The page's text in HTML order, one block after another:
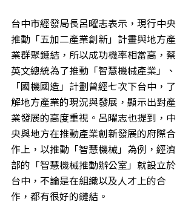
台中市經發局長呂曜志表示，現行中央
推動「五加二產業創新」計畫與地方產
業群聚鏈結，所以成功機率相當高，蔡
英文總統為了推動「智慧機械產業」、
「國機國造」計劃曾經七次下台中，了
解地方產業的現況與發展，顯示出對產
業發展的高度重視。呂曜志也提到，中
央與地方在推動產業創新發展的府際合
作上，以推動「智慧機械」為例，經濟
部的「智慧機械推動辦公室」就設立於
台中，不論是在組織以及人才上的合
作，都有很好的鏈結。